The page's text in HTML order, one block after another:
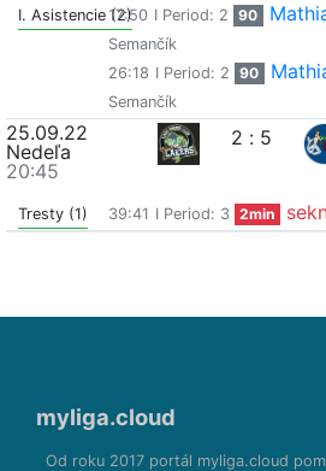
I. Asistencie (2)
17:50 I Period: 2 90
Semančík
26:18 I Period: 2 90
Semančík
25.09.22
Nedeľa
20:45
2 : 5
Tresty (1) 39:41 I Period: 3 2min
myliga.cloud
Od roku 2017 portál myliga.cloud